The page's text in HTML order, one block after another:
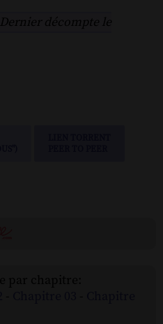
Dernier décompte le